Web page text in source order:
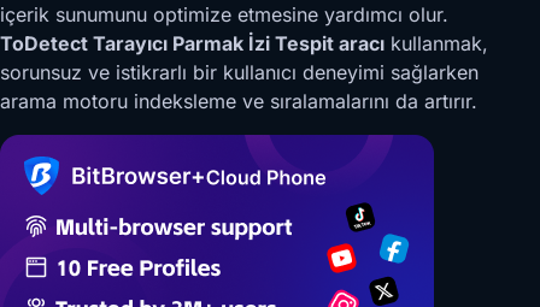
içerik sunumunu optimize etmesine yardımcı olur.
ToDetect Tarayıcı Parmak İzi Tespit aracı kullanmak,
sorunsuz ve istikrarlı bir kullanıcı deneyimi sağlarken
arama motoru indeksleme ve sıralamalarını da artırır.